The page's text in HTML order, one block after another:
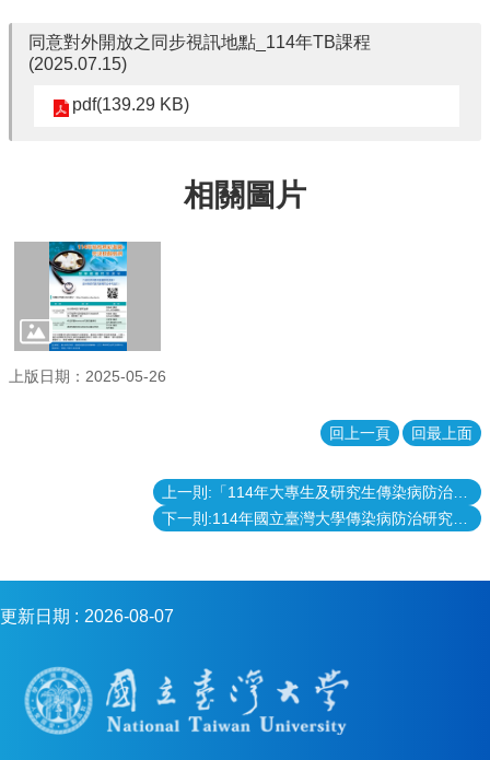
關
連
同意對外開放之同步視訊地點_114年TB課程
(2025.07.15)
pdf(139.29 KB)
相關圖片
上版日期：2025-05-26
回上一頁 回最上面
更新日期 2026-08-07